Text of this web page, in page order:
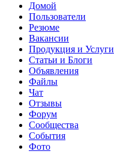
Домой
Пользователи
Резюме
Вакансии
Продукция и Услуги
Статьи и Блоги
Объявления
Файлы
Чат
Отзывы
Форум
Сообщества
События
Фото